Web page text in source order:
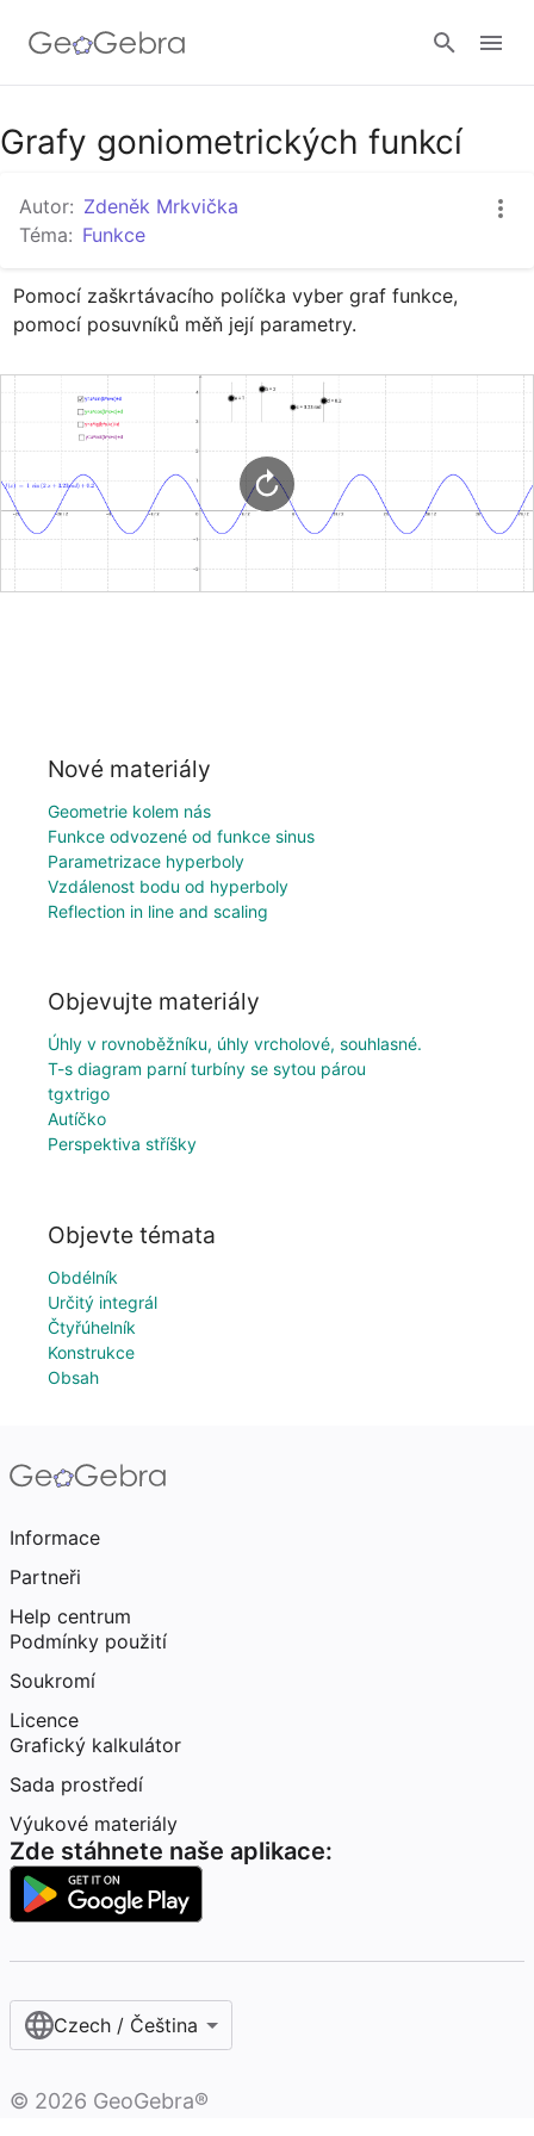
Google Classroom
GeoGebra Třída
Přihlásit
Grafy goniometrických funkcí
Autor: Zdeněk Mrkvička
Téma: Funkce
Pomocí zaškrtávacího políčka vyber graf funkce,
pomocí posuvníků měň její parametry.
Nové materiály
Geometrie kolem nás
Funkce odvozené od funkce sinus
Parametrizace hyperboly
Vzdálenost bodu od hyperboly
Reflection in line and scaling
Objevujte materiály
Úhly v rovnoběžníku, úhly vrcholové, souhlasné.
T-s diagram parní turbíny se sytou párou
tgxtrigo
Autíčko
Perspektiva stříšky
Objevte témata
Obdélník
Určitý integrál
Čtyřúhelník
Konstrukce
Obsah
Informace
Partneři
Help centrum
Podmínky použití
Soukromí
Licence
Grafický kalkulátor
Sada prostředí
Výukové materiály
Zde stáhnete naše aplikace:
Czech / Čeština‎
© 2026 GeoGebra®